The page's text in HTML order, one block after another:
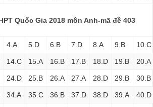
Quốc Gia 2018 môn Anh-mã đề 403
4.A 5.D 6.B 7.D 8.A 9.B 10.C
14.C 15.A 16.B 17.B 18.D 19.B 20.A
24.D 25.B 26.A 27.A 28.D 29.B 30.B
34.A 35.C 36.B 37.D 38.D 39.A 40.D